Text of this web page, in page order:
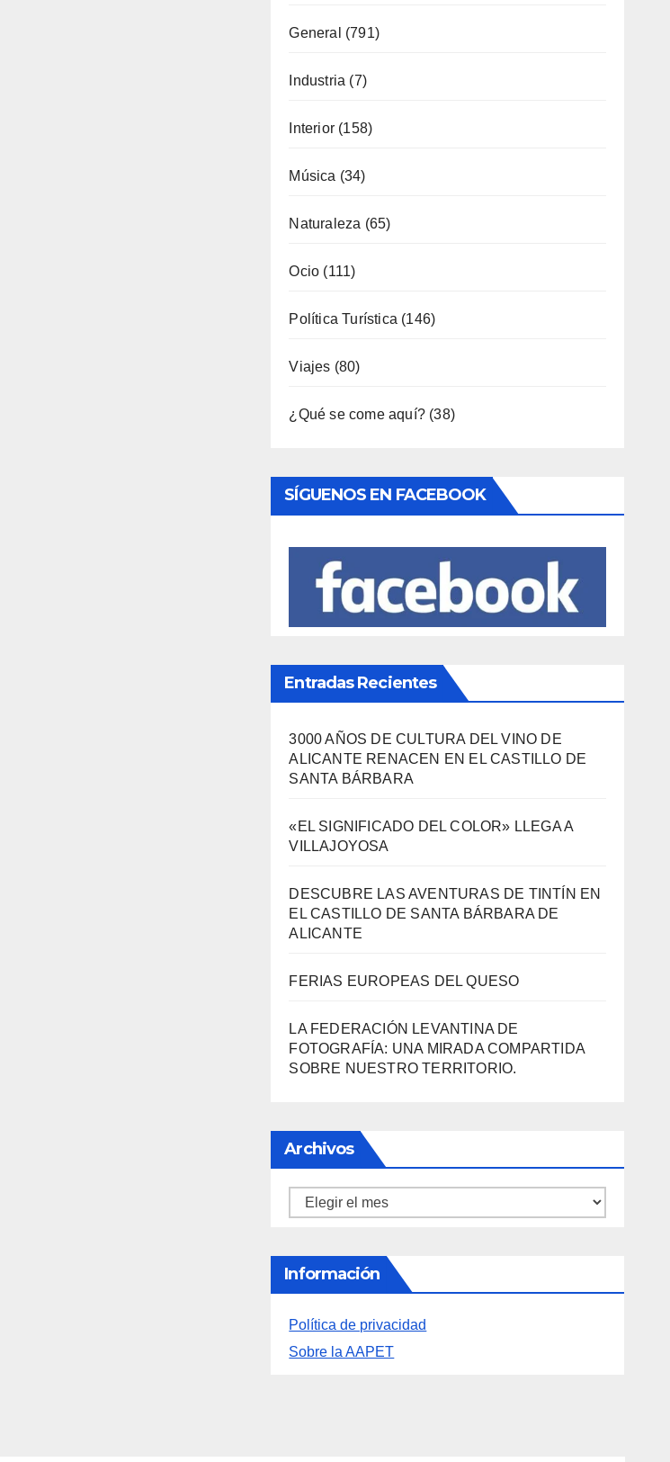
General (791)
Industria (7)
Interior(158)
Música (34)
Naturaleza (65)
Ocio (111)
Política Turística (146)
Viajes (80)
¿Qué se come aquí?(38)
SÍGUENOS EN FACEBOOK
Entradas Recientes
3000 AÑOS DE CULTURA DEL VINO DE
ALICANTE RENACEN EN EL CASTILLO DE
SANTA BÁRBARA
«EL SIGNIFICADO DEL COLOR» LLEGA A
VILLAJOYOSA
DESCUBRE LAS AVENTURAS DE TINTÍN EN
EL CASTILLO DE SANTA BÁRBARA DE
ALICANTE
FERIAS EUROPEAS DEL QUESO
LA FEDERACIÓN LEVANTINA DE
FOTOGRAFÍA: UNA MIRADA COMPARTIDA
SOBRE NUESTRO TERRITORIO.
Archivos
Archivos
Información
Política de privacidad
Sobre la AAPET